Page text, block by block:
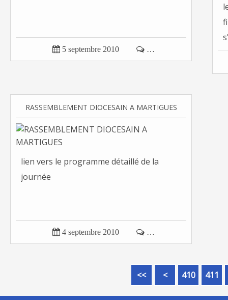
 5 septembre 2010  …
RASSEMBLEMENT DIOCESAIN A MARTIGUES
lien vers le programme détaillé de la
journée
 4 septembre 2010  …
<< < 400
410 411